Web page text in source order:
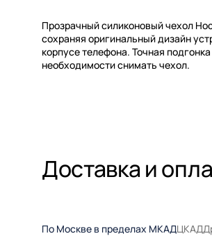
Прозрачный силиконовый чехол
сохраняя оригинальный дизайн
корпусе телефона. Точная
необходимости снимать чехол.
Доставка и
По Москве в пределах МКАДЦКАД